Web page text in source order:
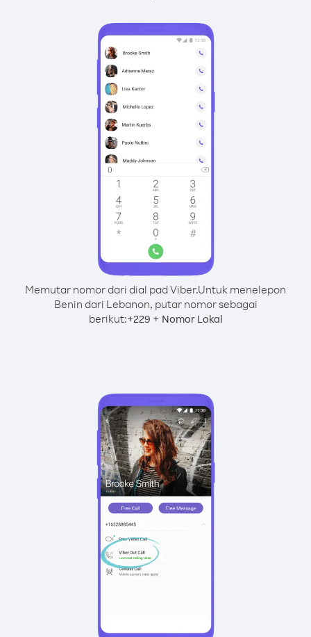
Memutar nomor dari dial pad Viber.Untuk menelepon
Benin dari Lebanon, putar nomor sebagai
berikut:+229 + Nomor Lokal